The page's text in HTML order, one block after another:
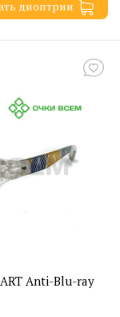
диоптрии
Anti-Blu-ray